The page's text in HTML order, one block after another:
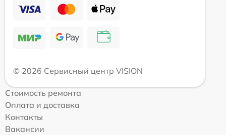
© 2026 Сервисный центр VISION
Стоимость ремонта
Оплата и доставка
Контакты
Вакансии